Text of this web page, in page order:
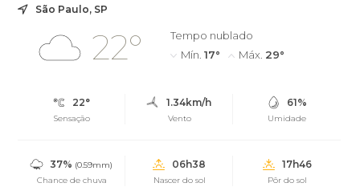
São Paulo, SP
22°
Tempo nublado
Mín. 17° Máx. 29°
22°
Sensação
1.34km/h
Vento
61%
Umidade
37% (0.59mm)
Chance de chuva
06h38
Nascer do sol
17h46
Pôr do sol